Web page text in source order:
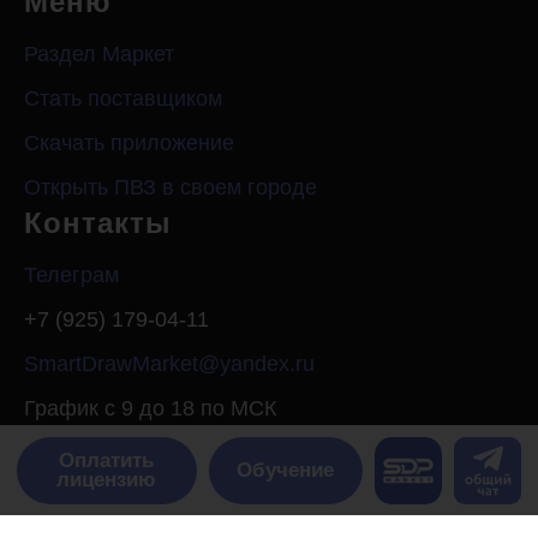
Раздел Маркет
Стать поставщиком
Скачать приложение
Открыть ПВЗ в своем городе
Контакты
Телеграм
+7 (925) 179-04-11
SmartDrawMarket@yandex.ru
График с 9 до 18 по МСК